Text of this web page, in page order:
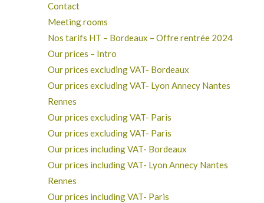
Contact
Meeting rooms
Nos tarifs HT – Bordeaux – Offre rentrée 2024
Our prices – Intro
Our prices excluding VAT- Bordeaux
Our prices excluding VAT- Lyon Annecy Nantes
Rennes
Our prices excluding VAT- Paris
Our prices excluding VAT- Paris
Our prices including VAT- Bordeaux
Our prices including VAT- Lyon Annecy Nantes
Rennes
Our prices including VAT- Paris